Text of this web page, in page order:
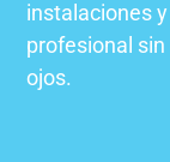
instalaciones
profesional
ojos.